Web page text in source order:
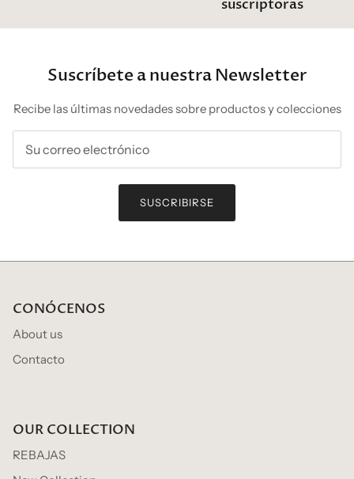
suscriptoras
Suscríbete a nuestra Newsletter
Recibe las últimas novedades sobre productos y colecciones
SUSCRIBIRSE
CONÓCENOS
About us
Contacto
OUR COLLECTION
REBAJAS